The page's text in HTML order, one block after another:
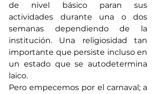
de nivel básico paran sus
actividades durante una o dos
semanas dependiendo de la
institución. Una religiosidad tan
importante que persiste incluso en
un estado que se autodetermina
laico.
Pero empecemos por el carnaval; a